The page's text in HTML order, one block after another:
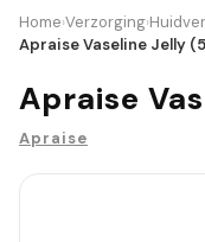
Home›Verzorging›
Apraise Vaseline Jelly
Apraise
Apraise